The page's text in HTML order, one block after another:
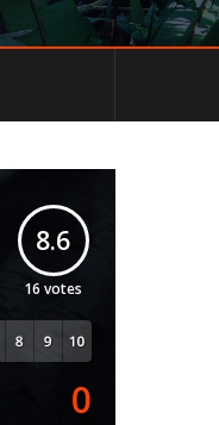
8.6
16 votes
0